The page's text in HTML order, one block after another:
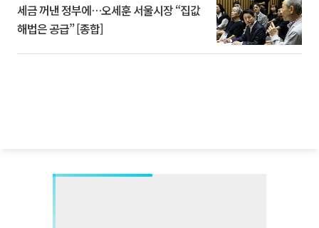
세금 꺼낸 정부에…오세훈 서울시장 “집값
해법은 공급” [종합]